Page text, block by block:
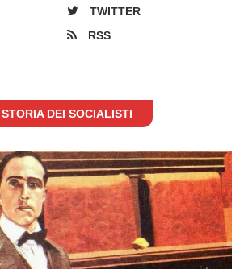
TWITTER
RSS
STORIA DEI SOCIALISTI